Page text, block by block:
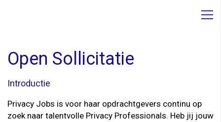
Open Sollicitatie
Introductie
Privacy Jobs is voor haar opdrachtgevers continu op
zoek naar talentvolle Privacy Professionals. Heb jij jouw